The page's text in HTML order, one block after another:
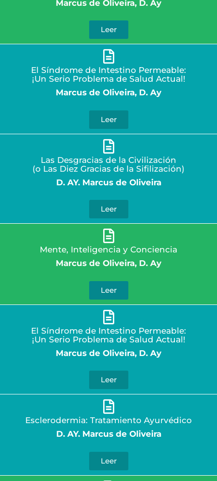
Marcus de Oliveira, D. Ay
Leer
El Síndrome de Intestino Permeable:
¡Un Serio Problema de Salud Actual!
Marcus de Oliveira, D. Ay
Leer
Las Desgracias de la Civilización
(o Las Diez Gracias de la Sifilización)
D. AY. Marcus de Oliveira
Leer
Mente, Inteligencia y Conciencia
Marcus de Oliveira, D. Ay
Leer
El Síndrome de Intestino Permeable:
¡Un Serio Problema de Salud Actual!
Marcus de Oliveira, D. Ay
Leer
Esclerodermia: Tratamiento Ayurvédico
D. AY. Marcus de Oliveira
Leer